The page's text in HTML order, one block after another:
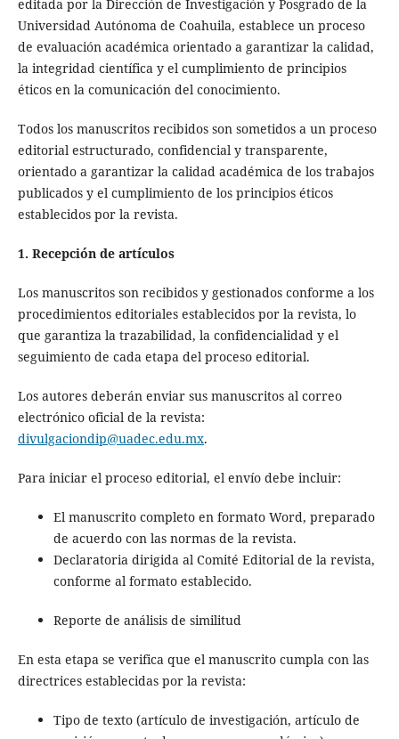
editada por la Dirección de Investigación y Posgrado de la
Universidad Autónoma de Coahuila, establece un proceso
de evaluación académica orientado a garantizar la calidad,
la integridad científica y el cumplimiento de principios
éticos en la comunicación del conocimiento.
Todos los manuscritos recibidos son sometidos a un proceso
editorial estructurado, confidencial y transparente,
orientado a garantizar la calidad académica de los trabajos
publicados y el cumplimiento de los principios éticos
establecidos por la revista.
1. Recepción de artículos
Los manuscritos son recibidos y gestionados conforme a los
procedimientos editoriales establecidos por la revista, lo
que garantiza la trazabilidad, la confidencialidad y el
seguimiento de cada etapa del proceso editorial.
Los autores deberán enviar sus manuscritos al correo
electrónico oficial de la revista:
divulgaciondip@uadec.edu.mx.
Para iniciar el proceso editorial, el envío debe incluir:
El manuscrito completo en formato Word, preparado
de acuerdo con las normas de la revista.
Declaratoria dirigida al Comité Editorial de la revista,
conforme al formato establecido.
Reporte de análisis de similitud
En esta etapa se verifica que el manuscrito cumpla con las
directrices establecidas por la revista:
Tipo de texto (artículo de investigación, artículo de